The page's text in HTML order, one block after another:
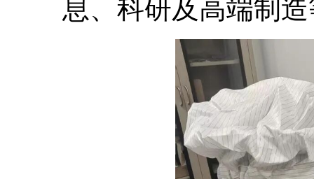
息、科研及高端制